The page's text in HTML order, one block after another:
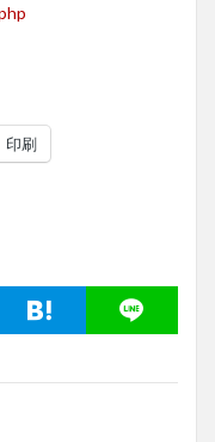
印刷